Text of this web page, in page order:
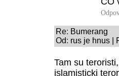
Re: Bumerang
Od: rus je hnus |
Tam su
islamisticki